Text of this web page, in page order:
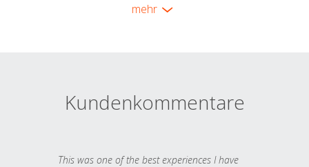
mehr
Kundenkommentare
This was one of the best experiences I have